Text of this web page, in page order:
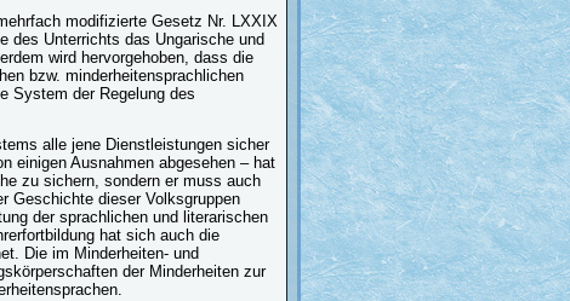
modifizierte Gesetz Nr. LXXIX
des Unterrichts das Ungarische und
wird hervorgehoben, dass die
bzw. minderheitensprachlichen
System der Regelung des
alle jene Dienstleistungen sicher
einigen Ausnahmen abgesehen – hat
zu sichern, sondern er muss auch
Geschichte dieser Volksgruppen
der sprachlichen und literarischen
hat sich auch die
Die im Minderheiten- und
der Minderheiten zur